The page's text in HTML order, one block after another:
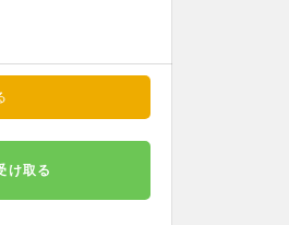
け取る